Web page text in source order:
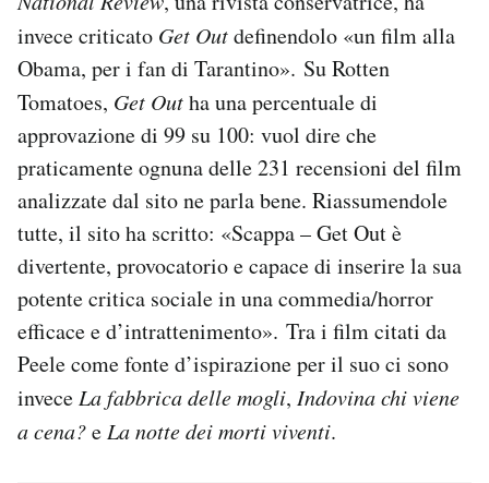
invece criticato Get Outdefinendolo «un film alla
Obama, per i fan di Tarantino». Su Rotten
Tomatoes, Get Outha una percentuale di
approvazione di 99 su 100: vuol dire che
praticamente ognuna delle 231 recensioni del film
analizzate dal sito ne parla bene. Riassumendole
tutte, il sito ha scritto: «Scappa – Get Out è
divertente, provocatorio e capace di inserire la sua
potente critica sociale in una commedia/horror
efficace e d’intrattenimento». Tra i film citati da
Peele come fonte d’ispirazione per il suo ci sono
inveceLa fabbrica delle mogli, Indovina chi viene
a cena?eLa notte dei morti viventi.